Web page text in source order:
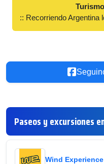
:: Recorriendo Argentina
Paseos y excursiones
Wind